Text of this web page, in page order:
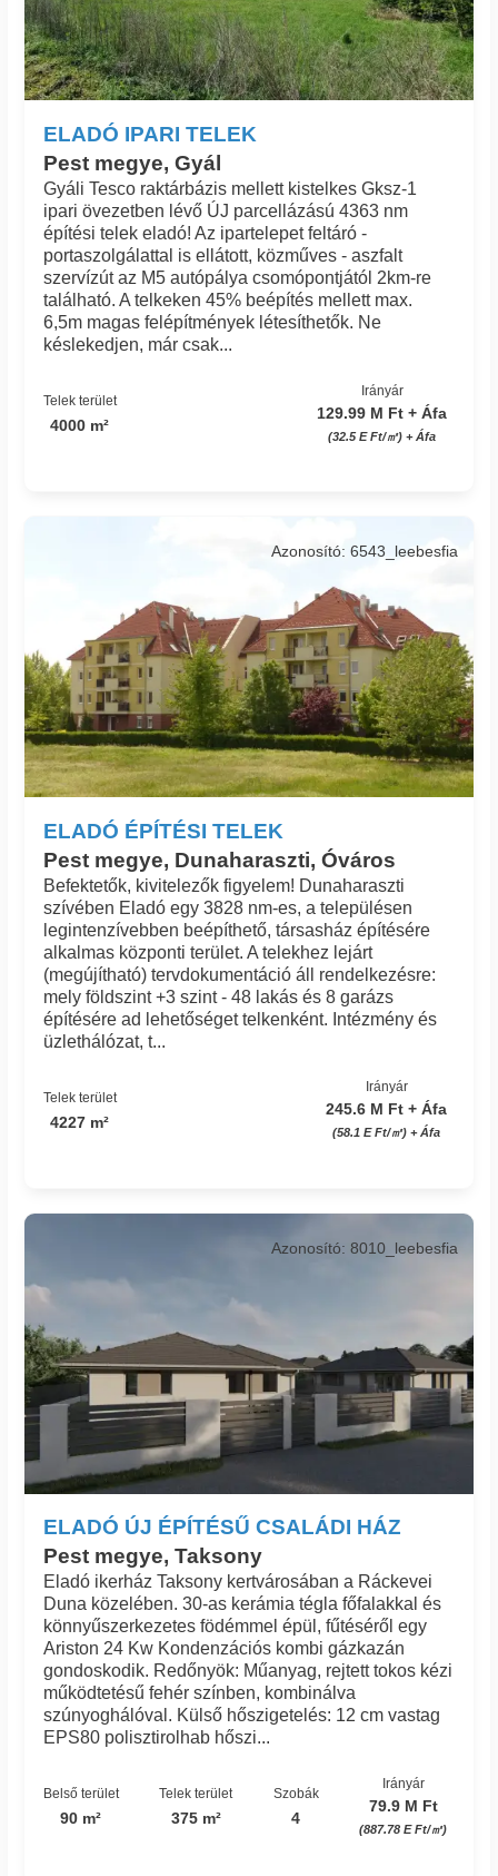
ELADÓ IPARI TELEK
Pest megye, Gyál
Gyáli Tesco raktárbázis mellett kistelkes Gksz-1
ipari övezetben lévő ÚJ parcellázású 4363 nm
építési telek eladó! Az ipartelepet feltáró -
portaszolgálattal is ellátott, közműves - aszfalt
szervízút az M5 autópálya csomópontjától 2km-re
található. A telkeken 45% beépítés mellett max.
6,5m magas felépítmények létesíthetők. Ne
késlekedjen, már csak...
Telek terület
4000 m²
Irányár
129.99 M Ft + Áfa
(32.5 E Ft/㎡) + Áfa
ELADÓ ÉPÍTÉSI TELEK
Pest megye, Dunaharaszti, Óváros
Azonosító: 6543_leebesfia
Befektetők, kivitelezők figyelem! Dunaharaszti
szívében Eladó egy 3828 nm-es, a településen
legintenzívebben beépíthető, társasház építésére
alkalmas központi terület. A telekhez lejárt
(megújítható) tervdokumentáció áll rendelkezésre:
mely földszint +3 szint - 48 lakás és 8 garázs
építésére ad lehetőséget telkenként. Intézmény és
üzlethálózat, t...
Telek terület
4227 m²
Irányár
245.6 M Ft + Áfa
(58.1 E Ft/㎡) + Áfa
ELADÓ ÚJ ÉPÍTÉSŰ CSALÁDI HÁZ
Pest megye, Taksony
Azonosító: 8010_leebesfia
Eladó ikerház Taksony kertvárosában a Ráckevei
Duna közelében. 30-as kerámia tégla főfalakkal és
könnyűszerkezetes födémmel épül, fűtéséről egy
Ariston 24 Kw Kondenzációs kombi gázkazán
gondoskodik. Redőnyök: Műanyag, rejtett tokos kézi
működtetésű fehér színben, kombinálva
szúnyoghálóval. Külső hőszigetelés: 12 cm vastag
EPS80 polisztirolhab hőszi...
Belső terület
90 m²
Telek terület
375 m²
Szobák
4
Irányár
79.9 M Ft
(887.78 E Ft/㎡)